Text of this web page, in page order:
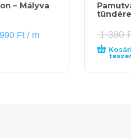
– Mályva
990 Ft / m 1 390